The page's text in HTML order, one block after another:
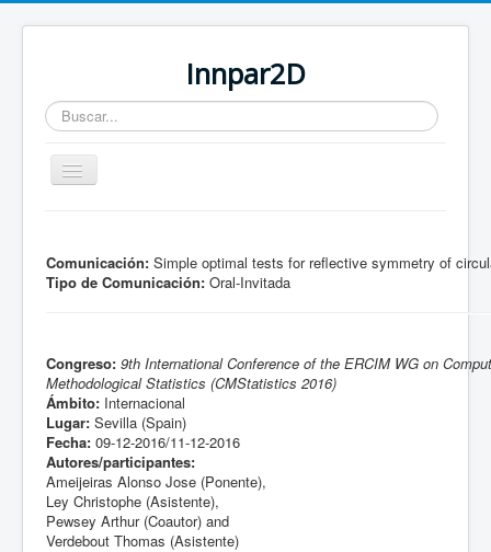
Innpar2D
Buscar...
Cambiar
navegación
Comunicación: Simple optimal tests for reflective symmetry of
Tipo de Comunicación: Oral-Invitada
Congreso: 9th International Conference of the ERCIM WG on
Methodological Statistics (CMStatistics 2016)
Ámbito: Internacional
Lugar: Sevilla (Spain)
Fecha: 09-12-2016/11-12-2016
Autores/participantes:
Ameijeiras Alonso Jose (Ponente),
Ley Christophe (Asistente),
Pewsey Arthur (Coautor) and
Verdebout Thomas (Asistente)